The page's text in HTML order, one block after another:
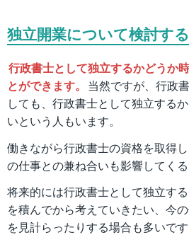
独立開業について検討す
行政書士として独立するかどうか
とができます。 当然ですが、行政
しても、行政書士として独立する
いという人もいます。
働きながら行政書士の資格を取得
の仕事との兼ね合いも影響してくる
将来的には行政書士として独立す
を積んでから考えていきたい、今
を見計らったりする場合も多いです